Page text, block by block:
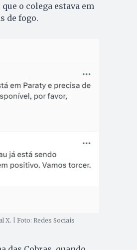
o colega estava em
de fogo.
X. | Foto: Redes Sociais